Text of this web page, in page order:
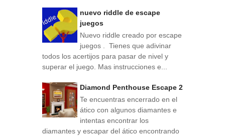
nuevo riddle de escape
juegos
Nuevo riddle creado por escape
juegos . Tienes que adivinar
todos los acertijos para pasar de nivel y
superar el juego. Mas instrucciones e...
Diamond Penthouse Escape 2
Te encuentras encerrado en el
ático con algunos diamantes e
intentas encontrar los
diamantes y escapar del ático encontrando